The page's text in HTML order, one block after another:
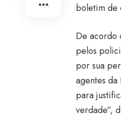
boletim de
De acordo
pelos
por sua
agentes
para
verdade”,